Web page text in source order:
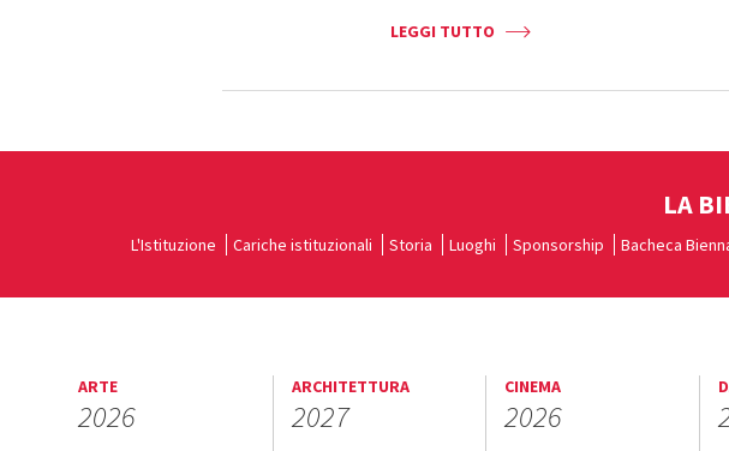
LEGGI TUTTO
LA
L'Istituzione Cariche istituzionali Storia Luoghi Sponsorship Bacheca
ARTE
2026
ARCHITETTURA
2027
CINEMA
2026